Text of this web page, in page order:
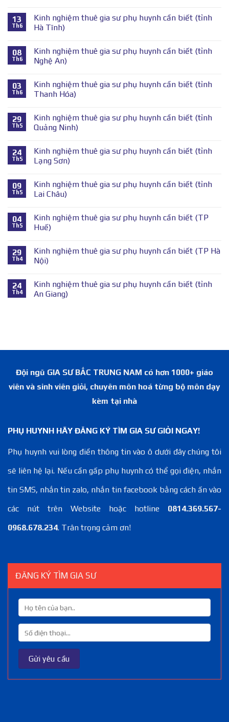
13
Th6
Kinh nghiệm thuê gia sư phụ huynh cần biết (tỉnh
Hà Tĩnh)
08
Th6
Kinh nghiệm thuê gia sư phụ huynh cần biết (tỉnh
Nghệ An)
03
Th6
Kinh nghiệm thuê gia sư phụ huynh cần biết (tỉnh
Thanh Hóa)
29
Th5
Kinh nghiệm thuê gia sư phụ huynh cần biết (tỉnh
Quảng Ninh)
24
Th5
Kinh nghiệm thuê gia sư phụ huynh cần biết (tỉnh
Lạng Sơn)
09
Th5
Kinh nghiệm thuê gia sư phụ huynh cần biết (tỉnh
Lai Châu)
04
Th5
Kinh nghiệm thuê gia sư phụ huynh cần biết (TP
Huế)
29
Th4
Kinh nghiệm thuê gia sư phụ huynh cần biết (TP Hà
Nội)
24
Th4
Kinh nghiệm thuê gia sư phụ huynh cần biết (tỉnh
An Giang)
Đội ngũ GIA SƯ BẮC TRUNG NAM có hơn 1000+ giáo
viên và sinh viên giỏi, chuyên môn hoá từng bộ môn dạy
kèm tại nhà
PHỤ HUYNH HÃY ĐĂNG KÝ TÌM GIA SƯ GIỎI NGAY!
Phụ huynh vui lòng điền thông tin vào ô dưới đây chúng tôi
sẽ liên hệ lại. Nếu cần gấp phụ huynh có thể gọi điện, nhắn
tin SMS, nhắn tin zalo, nhắn tin facebook bằng cách ấn vào
các nút trên Website hoặc hotline 0814.369.567-
0968.678.234. Trân trọng cảm ơn!
ĐĂNG KÝ TÌM GIA SƯ